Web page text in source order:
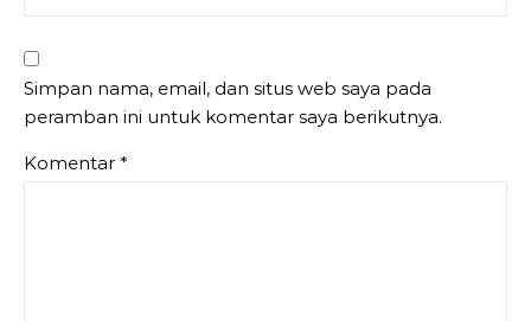
Simpan nama, email, dan situs web saya pada
peramban ini untuk komentar saya berikutnya.
Komentar *